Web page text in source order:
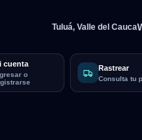
Tuluá, Valle del Cauca
cuenta
o
Rastrear
Consulta tu